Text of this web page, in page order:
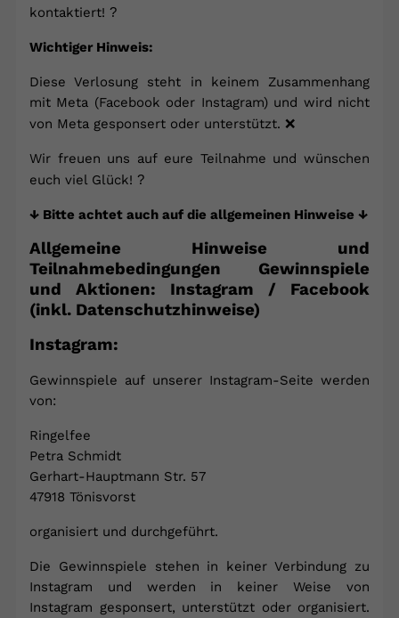
kontaktiert! ?
Wichtiger Hinweis:
Diese Verlosung steht in keinem Zusammenhang
mit Meta (Facebook oder Instagram) und wird nicht
von Meta gesponsert oder unterstützt. ❌
Wir freuen uns auf eure Teilnahme und wünschen
euch viel Glück! ?
↓ Bitte achtet auch auf die allgemeinen Hinweise ↓
Allgemeine Hinweise und
Teilnahmebedingungen Gewinnspiele
und Aktionen: Instagram / Facebook
(inkl. Datenschutzhinweise)
Instagram:
Gewinnspiele auf unserer Instagram-Seite werden
von:
Ringelfee
Petra Schmidt
Gerhart-Hauptmann Str. 57
47918 Tönisvorst
organisiert und durchgeführt.
Die Gewinnspiele stehen in keiner Verbindung zu
Instagram und werden in keiner Weise von
Instagram gesponsert, unterstützt oder organisiert.